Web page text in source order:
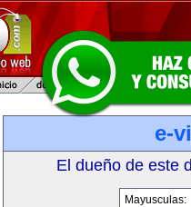
e-
El dueño de este
Mayusculas: